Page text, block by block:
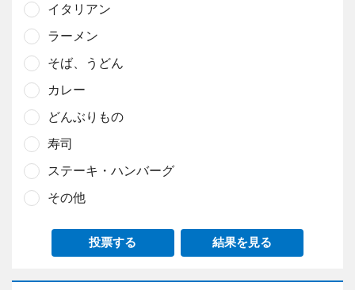
イタリアン
ラーメン
そば、うどん
カレー
どんぶりもの
寿司
ステーキ・ハンバーグ
その他
投票する 結果を見る